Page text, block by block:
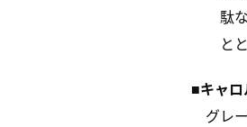
駄
と
■キャロ
グレ